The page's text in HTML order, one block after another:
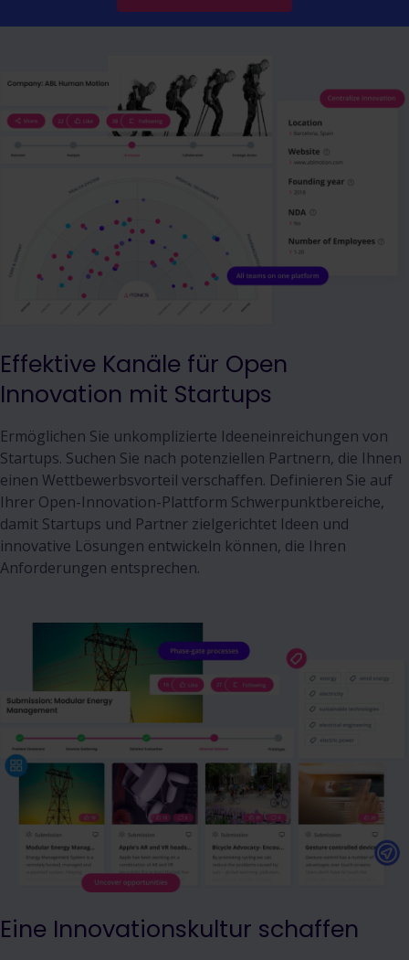
Effektive Kanäle für Open
Innovation mit Startups
Ermöglichen Sie unkomplizierte Ideeneinreichungen von
Startups. Suchen Sie nach potenziellen Partnern, die Ihnen
einen Wettbewerbsvorteil verschaffen. Definieren Sie auf
Ihrer Open-Innovation-Plattform Schwerpunktbereiche,
damit Startups und Partner zielgerichtet Ideen und
innovative Lösungen entwickeln können, die Ihren
Anforderungen entsprechen.
Eine Innovationskultur schaffen